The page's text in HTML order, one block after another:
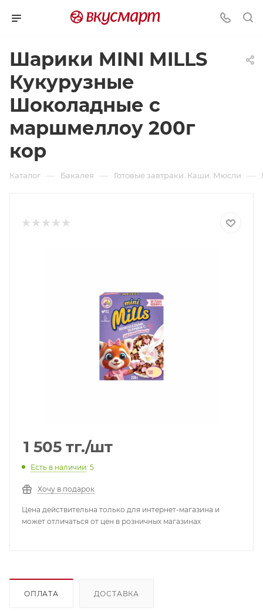
Шарики MINI MILLS
Кукурузные
Шоколадные с
маршмеллоу 200г
кор
Каталог — Бакалея — Готовые завтраки. Каши. Мюсли —
1 505 тг./шт
Есть в наличии: 5
Хочу в подарок
Цена действительна только для интернет-магазина и
может отличаться от цен в розничных магазинах
ОПЛАТА ДОСТАВКА